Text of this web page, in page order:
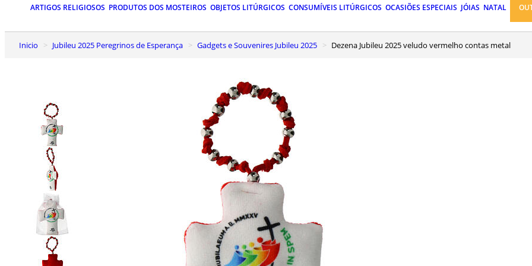
ARTIGOS RELIGIOSOS PRODUTOS DOS MOSTEIROS OBJETOS LITÚRGICOS CONSUMÍVEIS LITÚRGICOS OCASIÕES ESPECIAIS JÓIAS NATAL
Inicio Jubileu 2025 Peregrinos de Esperança Gadgets e Souvenires Jubileu 2025 Dezena Jubileu 2025 veludo vermelho contas metal